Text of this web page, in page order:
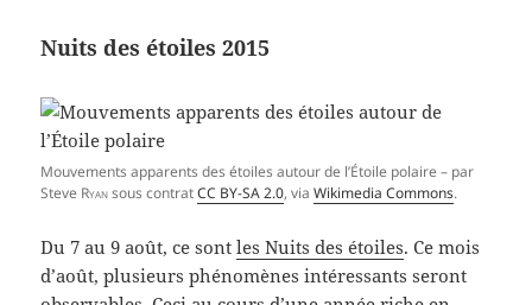
Nuits des étoiles 2015
Mouvements apparents des étoiles autour de l’Étoile polaire – par
Steve Ryansous contratCC BY-SA 2.0, viaWikimedia Commons.
Du 7 au 9 août, ce sontles Nuits des étoiles. Ce mois
d’août, plusieurs phénomènes intéressants seront